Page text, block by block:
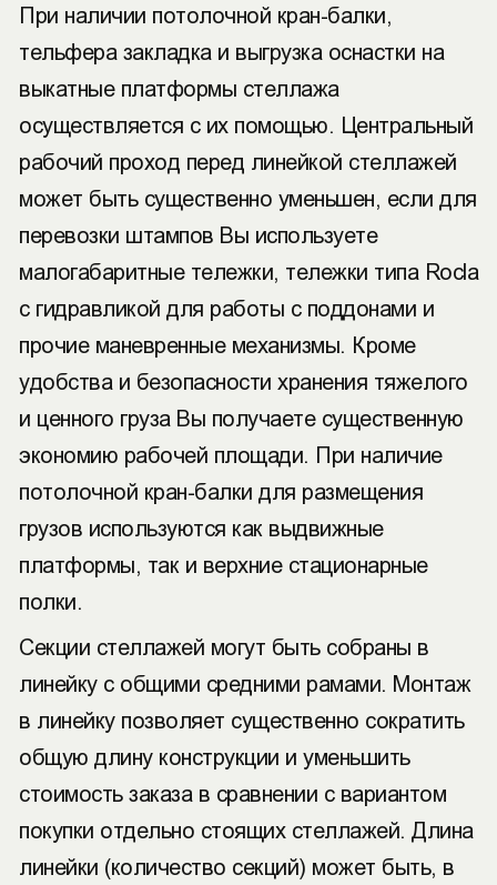
При наличии потолочной кран-балки,
тельфера закладка и выгрузка оснастки на
выкатные платформы стеллажа
осуществляется с их помощью. Центральный
рабочий проход перед линейкой стеллажей
может быть существенно уменьшен, если для
перевозки штампов Вы используете
малогабаритные тележки, тележки типа Rocla
с гидравликой для работы с поддонами и
прочие маневренные механизмы. Кроме
удобства и безопасности хранения тяжелого
и ценного груза Вы получаете существенную
экономию рабочей площади. При наличие
потолочной кран-балки для размещения
грузов используются как выдвижные
платформы, так и верхние стационарные
полки.
Секции стеллажей могут быть собраны в
линейку с общими средними рамами. Монтаж
в линейку позволяет существенно сократить
общую длину конструкции и уменьшить
стоимость заказа в сравнении с вариантом
покупки отдельно стоящих стеллажей. Длина
линейки (количество секций) может быть, в